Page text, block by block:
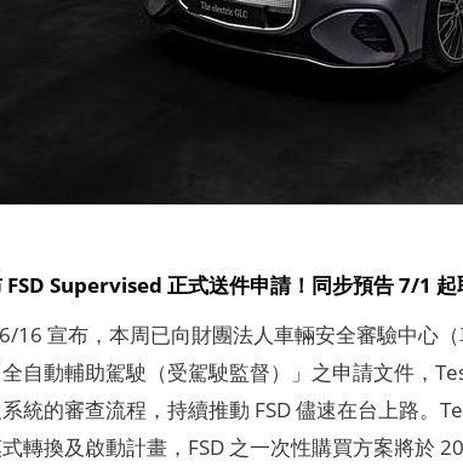
FSD Supervised 正式送件申請！同步預告 7/1 起
16 宣布，本周已向財團法人車輛安全審驗中心
全自動輔助駕駛（受駕駛監督）」之申請文件，
統的審查流程，持續推動 FSD 儘速在台上路。
式轉換及啟動計畫，FSD 之一次性購買方案將於